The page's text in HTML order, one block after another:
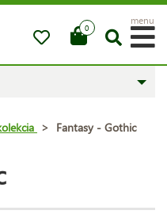
0
menu
> Fantasy - Gothic